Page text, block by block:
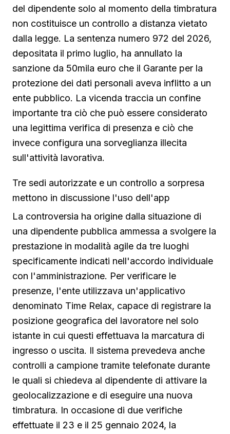
del dipendente solo al momento della timbratura
non costituisce un controllo a distanza vietato
dalla legge. La sentenza numero 972 del 2026,
depositata il primo luglio, ha annullato la
sanzione da 50mila euro che il Garante per la
protezione dei dati personali aveva inflitto a un
ente pubblico. La vicenda traccia un confine
importante tra ciò che può essere considerato
una legittima verifica di presenza e ciò che
invece configura una sorveglianza illecita
sull'attività lavorativa.
Tre sedi autorizzate e un controllo a sorpresa
mettono in discussione l'uso dell'app
La controversia ha origine dalla situazione di
una dipendente pubblica ammessa a svolgere la
prestazione in modalità agile da tre luoghi
specificamente indicati nell'accordo individuale
con l'amministrazione. Per verificare le
presenze, l'ente utilizzava un'applicativo
denominato Time Relax, capace di registrare la
posizione geografica del lavoratore nel solo
istante in cui questi effettuava la marcatura di
ingresso o uscita. Il sistema prevedeva anche
controlli a campione tramite telefonate durante
le quali si chiedeva al dipendente di attivare la
geolocalizzazione e di eseguire una nuova
timbratura. In occasione di due verifiche
effettuate il 23 e il 25 gennaio 2024, la